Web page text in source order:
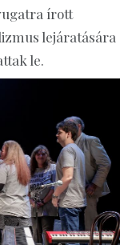
írott
lejáratására
le.